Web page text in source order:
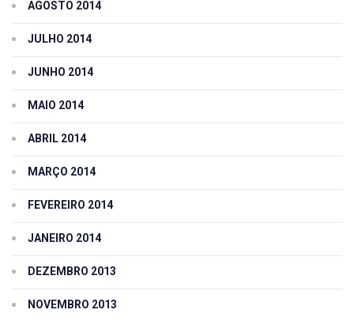
AGOSTO 2014
JULHO 2014
JUNHO 2014
MAIO 2014
ABRIL 2014
MARÇO 2014
FEVEREIRO 2014
JANEIRO 2014
DEZEMBRO 2013
NOVEMBRO 2013